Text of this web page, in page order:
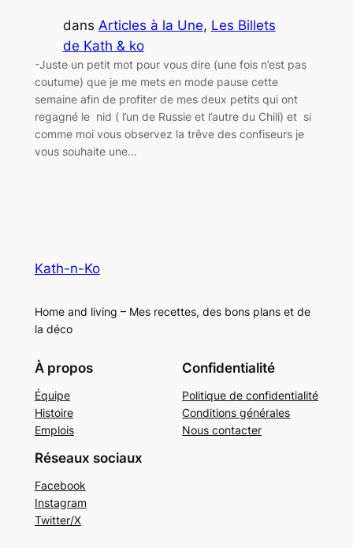
dans Articles à la Une, Les Billets
de Kath & ko
-Juste un petit mot pour vous dire (une fois n’est pas
coutume) que je me mets en mode pause cette
semaine afin de profiter de mes deux petits qui ont
regagné le nid ( l’un de Russie et l’autre du Chili) et si
comme moi vous observez la trêve des confiseurs je
vous souhaite une…
Kath-n-Ko
Home and living – Mes recettes, des bons plans et de
la déco
À propos
Équipe
Histoire
Emplois
Confidentialité
Politique de confidentialité
Conditions générales
Nous contacter
Réseaux sociaux
Facebook
Instagram
Twitter/X